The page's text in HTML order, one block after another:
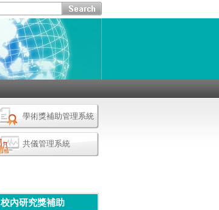
學術獎補助管理系統
共儀管理系統
校內研究獎補助